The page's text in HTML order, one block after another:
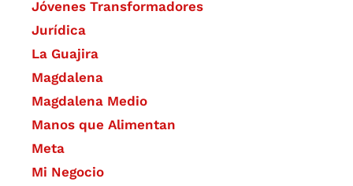
Jóvenes Transformadores
Jurídica
La Guajira
Magdalena
Magdalena Medio
Manos que Alimentan
Meta
Mi Negocio